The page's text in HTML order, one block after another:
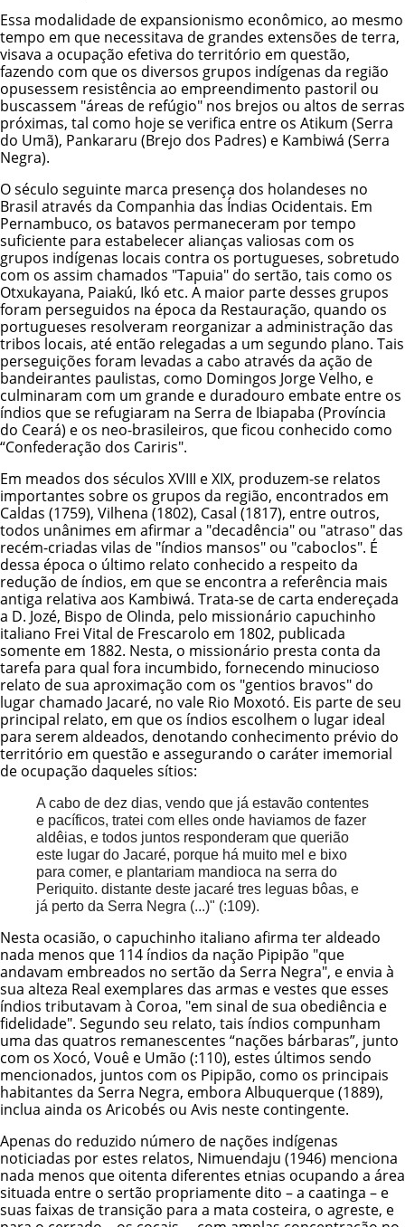
Essa modalidade de expansionismo econômico, ao mesmo
tempo em que necessitava de grandes extensões de terra,
visava a ocupação efetiva do território em questão,
fazendo com que os diversos grupos indígenas da região
opusessem resistência ao empreendimento pastoril ou
buscassem "áreas de refúgio" nos brejos ou altos de serras
próximas, tal como hoje se verifica entre os Atikum (Serra
do Umã), Pankararu (Brejo dos Padres) e Kambiwá (Serra
Negra).
O século seguinte marca presença dos holandeses no
Brasil através da Companhia das Índias Ocidentais. Em
Pernambuco, os batavos permaneceram por tempo
suficiente para estabelecer alianças valiosas com os
grupos indígenas locais contra os portugueses, sobretudo
com os assim chamados "Tapuia" do sertão, tais como os
Otxukayana, Paiakú, Ikó etc. A maior parte desses grupos
foram perseguidos na época da Restauração, quando os
portugueses resolveram reorganizar a administração das
tribos locais, até então relegadas a um segundo plano. Tais
perseguições foram levadas a cabo através da ação de
bandeirantes paulistas, como Domingos Jorge Velho, e
culminaram com um grande e duradouro embate entre os
índios que se refugiaram na Serra de Ibiapaba (Província
do Ceará) e os neo-brasileiros, que ficou conhecido como
“Confederação dos Cariris".
Em meados dos séculos XVIII e XIX, produzem-se relatos
importantes sobre os grupos da região, encontrados em
Caldas (1759), Vilhena (1802), Casal (1817), entre outros,
todos unânimes em afirmar a "decadência" ou "atraso" das
recém-criadas vilas de "índios mansos" ou "caboclos". É
dessa época o último relato conhecido a respeito da
redução de índios, em que se encontra a referência mais
antiga relativa aos Kambiwá. Trata-se de carta endereçada
a D. Jozé, Bispo de Olinda, pelo missionário capuchinho
italiano Frei Vital de Frescarolo em 1802, publicada
somente em 1882. Nesta, o missionário presta conta da
tarefa para qual fora incumbido, fornecendo minucioso
relato de sua aproximação com os "gentios bravos" do
lugar chamado Jacaré, no vale Rio Moxotó. Eis parte de seu
principal relato, em que os índios escolhem o lugar ideal
para serem aldeados, denotando conhecimento prévio do
território em questão e assegurando o caráter imemorial
de ocupação daqueles sítios:
A cabo de dez dias, vendo que já estavão contentes
e pacíficos, tratei com elles onde haviamos de fazer
aldêias, e todos juntos responderam que querião
este lugar do Jacaré, porque há muito mel e bixo
para comer, e plantariam mandioca na serra do
Periquito. distante deste jacaré tres leguas bôas, e
já perto da Serra Negra (...)" (:109).
Nesta ocasião, o capuchinho italiano afirma ter aldeado
nada menos que 114 índios da nação Pipipão "que
andavam embreados no sertão da Serra Negra", e envia à
sua alteza Real exemplares das armas e vestes que esses
índios tributavam à Coroa, "em sinal de sua obediência e
fidelidade". Segundo seu relato, tais índios compunham
uma das quatros remanescentes “nações bárbaras”, junto
com os Xocó, Vouê e Umão (:110), estes últimos sendo
mencionados, juntos com os Pipipão, como os principais
habitantes da Serra Negra, embora Albuquerque (1889),
inclua ainda os Aricobés ou Avis neste contingente.
Apenas do reduzido número de nações indígenas
noticiadas por estes relatos, Nimuendaju (1946) menciona
nada menos que oitenta diferentes etnias ocupando a área
situada entre o sertão propriamente dito – a caatinga – e
suas faixas de transição para a mata costeira, o agreste, e